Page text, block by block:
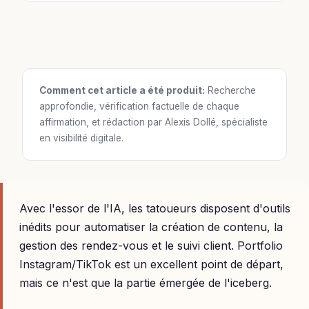
Comment cet article a été produit: Recherche
approfondie, vérification factuelle de chaque
affirmation, et rédaction par Alexis Dollé, spécialiste
en visibilité digitale.
Avec l'essor de l'IA, les tatoueurs disposent d'outils
inédits pour automatiser la création de contenu, la
gestion des rendez-vous et le suivi client. Portfolio
Instagram/TikTok est un excellent point de départ,
mais ce n'est que la partie émergée de l'iceberg.